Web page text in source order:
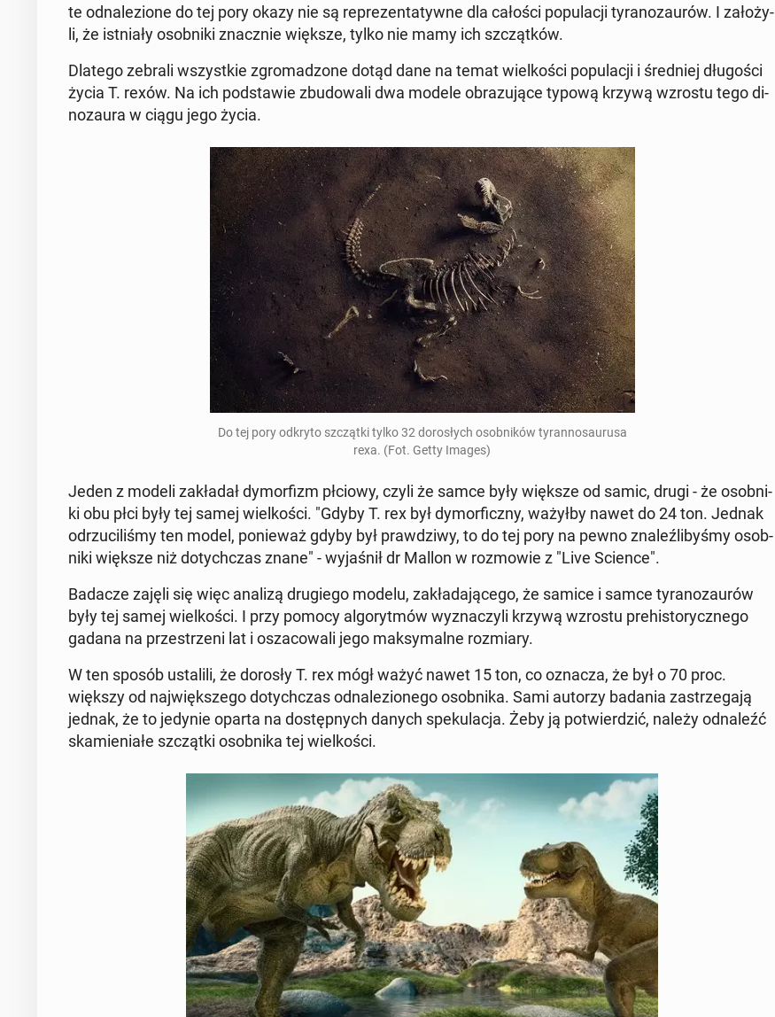
te od­na­le­zio­ne do tej pory okazy nie są re­pre­zen­ta­tyw­ne dla całości po­pu­la­cji ty­ra­no­zau­rów. I za­ło­ży­
li, że ist­nia­ły osob­ni­ki znacz­nie większe, tylko nie mamy ich szcząt­ków.
Dlatego zebrali wszyst­kie zgro­ma­dzo­ne dotąd dane na temat wiel­ko­ści po­pu­la­cji i śred­niej dłu­go­ści
życia T. rexów. Na ich pod­sta­wie zbu­do­wa­li dwa modele ob­ra­zu­ją­ce typową krzywą wzrostu tego di­
no­zau­ra w ciągu jego życia.
Do tej pory odkryto szcząt­ki tylko 32 do­ro­słych osob­ni­ków ty­ran­no­sau­ru­sa
rexa. (Fot. Getty Images)
Jeden z modeli za­kła­dał dy­mor­fizm płciowy, czyli że samce były większe od samic, drugi - że osob­ni­
ki obu płci były tej samej wiel­ko­ści. "Gdyby T. rex był dy­mor­ficz­ny, ważyłby nawet do 24 ton. Jednak
od­rzu­ci­li­śmy ten model, po­nie­waż gdyby był praw­dzi­wy, to do tej pory na pewno zna­leź­li­by­śmy osob­
ni­ki większe niż do­tych­czas znane" - wy­ja­śnił dr Mallon w roz­mo­wie z "Live Science".
Badacze zajęli się więc analizą dru­gie­go modelu, za­kła­da­ją­ce­go, że samice i samce ty­ra­no­zau­rów
były tej samej wiel­ko­ści. I przy pomocy al­go­ryt­mów wy­zna­czy­li krzywą wzrostu pre­hi­sto­rycz­ne­go
gadana na prze­strze­ni lat i osza­co­wa­li jego mak­sy­mal­ne roz­mia­ry.
W ten sposób usta­li­li, że dorosły T. rex mógł ważyć nawet 15 ton, co oznacza, że był o 70 proc.
większy od naj­więk­sze­go do­tych­czas od­na­le­zio­ne­go osob­ni­ka. Sami autorzy badania za­strze­ga­ją
jednak, że to jedynie oparta na do­stęp­nych danych spe­ku­la­cja. Żeby ją po­twier­dzić, należy od­na­leźć
ska­mie­nia­łe szcząt­ki osob­ni­ka tej wiel­ko­ści.